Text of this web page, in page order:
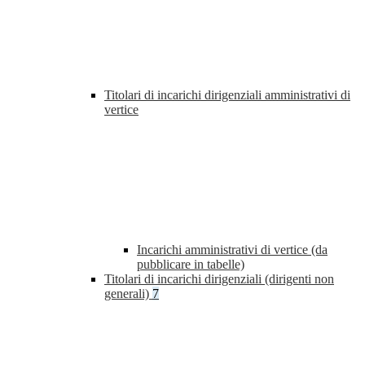
Titolari di incarichi dirigenziali amministrativi di
vertice
Incarichi amministrativi di vertice (da
pubblicare in tabelle)
Titolari di incarichi dirigenziali (dirigenti non
generali) 7